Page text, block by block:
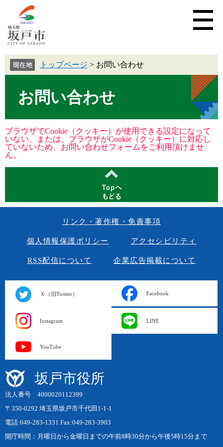
トップページ > お問い合わせ
お問い合わせ
ブラウザでCookie（クッキー）が使用できる設定になって
いない、または、ブラウザがCookie（クッキー）に対応し
ていないため、お問い合わせフォームをご利用頂けませ
ん。
リンク・著作権・免責事項
個人情報保護ポリシー アクセシビリティ
RSS配信について 企業広告掲載について
Ｘ（旧Twitter） Facebook
Instagram LINE
YouTube
坂戸市役所
法人番号 4000020112399
〒350-0292 埼玉県坂戸市千代田1-1-1
電話:049-283-1331 Fax:049-283-3903
開庁時間：月曜日から金曜日までの午前8時30分から午後5時15分まで